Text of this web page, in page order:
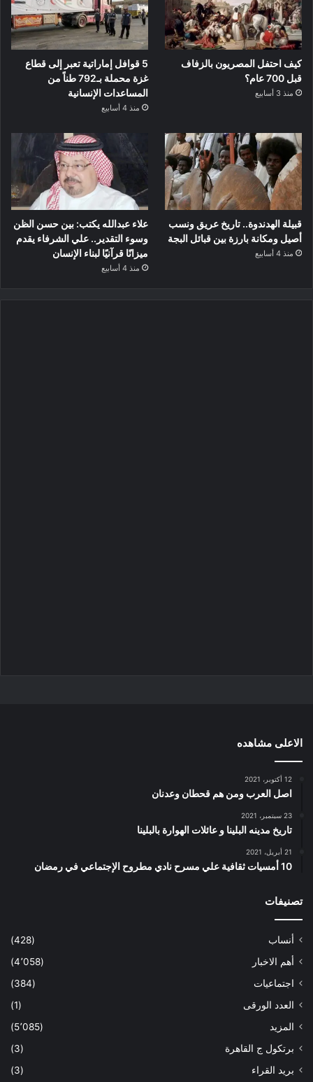
كيف احتفل المصريون بالزفاف
قبل 700 عام؟
منذ 3 أسابيع
5 قوافل إماراتية تعبر إلى قطاع
غزة محملة بـ792 طناً من
المساعدات الإنسانية
منذ 4 أسابيع
قبيلة الهدندوة.. تاريخ عريق ونسب
أصيل ومكانة بارزة بين قبائل البجة
منذ 4 أسابيع
علاء عبدالله يكتب: بين حسن الظن
وسوء التقدير.. علي الشرفاء يقدم
ميزانًا قرآنيًا لبناء الإنسان
منذ 4 أسابيع
الاعلى مشاهده
12 أكتوبر، 2021
اصل العرب ومن هم قحطان وعدنان
23 سبتمبر، 2021
تاريخ مدينه البلينا و عائلات الهوارة بالبلينا
21 أبريل، 2021
10 أمسيات ثقافية علي مسرح نادي مطروح الإجتماعي في رمضان
تصنيفات
أنساب
(428)
أهم الاخبار
(4٬058)
اجتماعيات
(384)
العدد الورقى
(1)
المزيد
(5٬085)
برتكول ج القاهرة
(3)
بريد القراء
(3)